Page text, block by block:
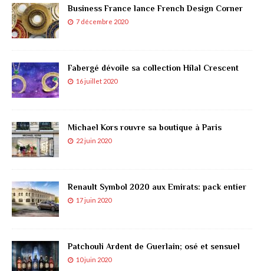
Business France lance French Design Corner
7 décembre 2020
Fabergé dévoile sa collection Hilal Crescent
16 juillet 2020
Michael Kors rouvre sa boutique à Paris
22 juin 2020
Renault Symbol 2020 aux Emirats: pack entier
17 juin 2020
Patchouli Ardent de Guerlain; osé et sensuel
10 juin 2020